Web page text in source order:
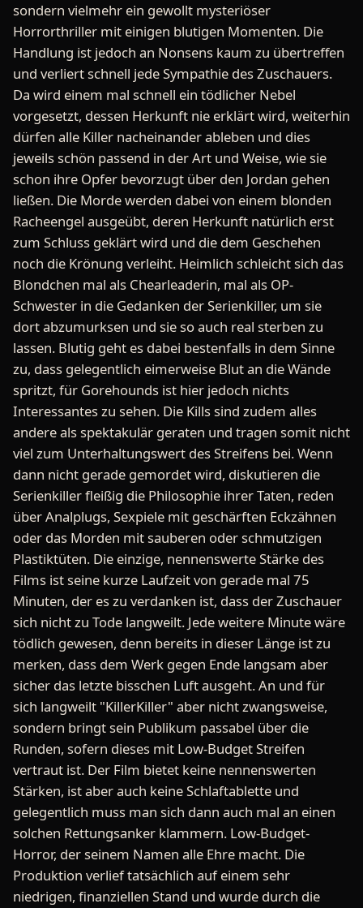
sondern vielmehr ein gewollt mysteriöser
Horrorthriller mit einigen blutigen Momenten. Die
Handlung ist jedoch an Nonsens kaum zu übertreffen
und verliert schnell jede Sympathie des Zuschauers.
Da wird einem mal schnell ein tödlicher Nebel
vorgesetzt, dessen Herkunft nie erklärt wird, weiterhin
dürfen alle Killer nacheinander ableben und dies
jeweils schön passend in der Art und Weise, wie sie
schon ihre Opfer bevorzugt über den Jordan gehen
ließen. Die Morde werden dabei von einem blonden
Racheengel ausgeübt, deren Herkunft natürlich erst
zum Schluss geklärt wird und die dem Geschehen
noch die Krönung verleiht. Heimlich schleicht sich das
Blondchen mal als Chearleaderin, mal als OP-
Schwester in die Gedanken der Serienkiller, um sie
dort abzumurksen und sie so auch real sterben zu
lassen. Blutig geht es dabei bestenfalls in dem Sinne
zu, dass gelegentlich eimerweise Blut an die Wände
spritzt, für Gorehounds ist hier jedoch nichts
Interessantes zu sehen. Die Kills sind zudem alles
andere als spektakulär geraten und tragen somit nicht
viel zum Unterhaltungswert des Streifens bei. Wenn
dann nicht gerade gemordet wird, diskutieren die
Serienkiller fleißig die Philosophie ihrer Taten, reden
über Analplugs, Sexpiele mit geschärften Eckzähnen
oder das Morden mit sauberen oder schmutzigen
Plastiktüten. Die einzige, nennenswerte Stärke des
Films ist seine kurze Laufzeit von gerade mal 75
Minuten, der es zu verdanken ist, dass der Zuschauer
sich nicht zu Tode langweilt. Jede weitere Minute wäre
tödlich gewesen, denn bereits in dieser Länge ist zu
merken, dass dem Werk gegen Ende langsam aber
sicher das letzte bisschen Luft ausgeht. An und für
sich langweilt "KillerKiller" aber nicht zwangsweise,
sondern bringt sein Publikum passabel über die
Runden, sofern dieses mit Low-Budget Streifen
vertraut ist. Der Film bietet keine nennenswerten
Stärken, ist aber auch keine Schlaftablette und
gelegentlich muss man sich dann auch mal an einen
solchen Rettungsanker klammern. Low-Budget-
Horror, der seinem Namen alle Ehre macht. Die
Produktion verlief tatsächlich auf einem sehr
niedrigen, finanziellen Stand und wurde durch die